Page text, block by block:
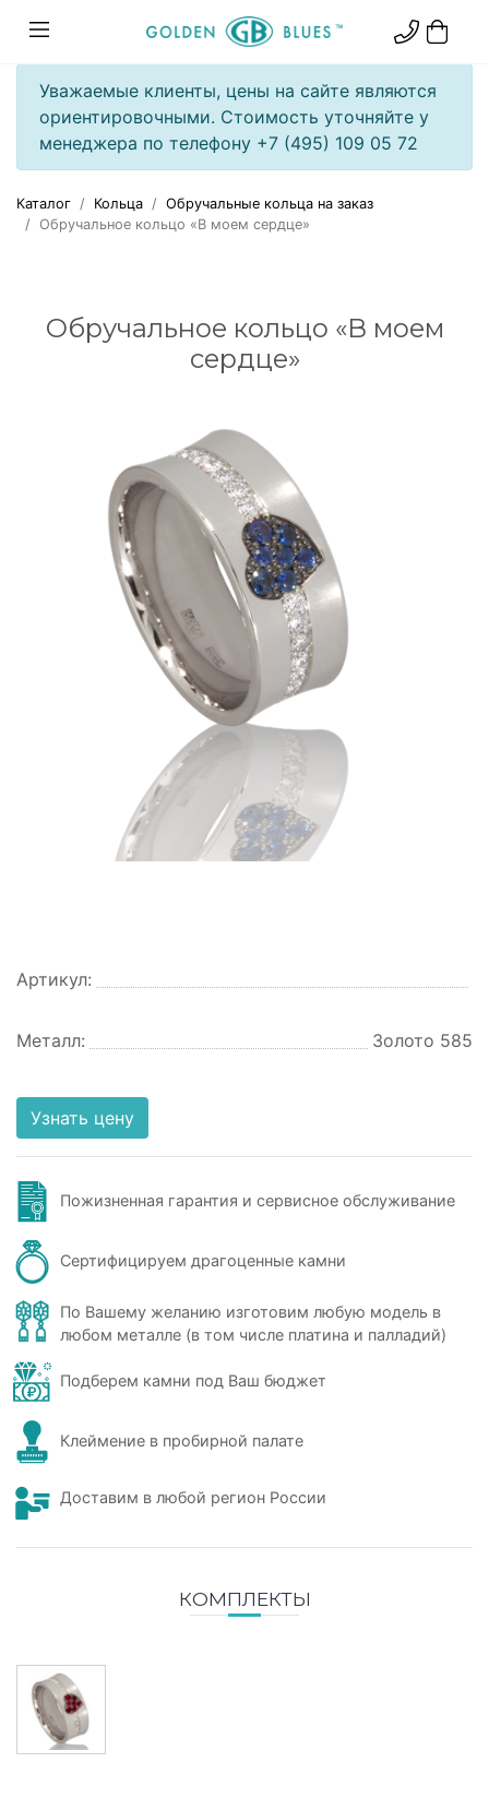
Уважаемые клиенты, цены на сайте являются
ориентировочными. Стоимость уточняйте у
менеджера по телефону +7 (495) 109 05 72
Каталог Кольца
Обручальные кольца на заказ
Обручальное кольцо «В моем сердце»
Обручальное кольцо «В моем
сердце»
Артикул:
Металл: Золото 585
Узнать цену
Пожизненная гарантия и сервисное обслуживание
Сертифицируем драгоценные камни
По Вашему желанию изготовим любую модель в
любом металле (в том числе платина и палладий)
Подберем камни под Ваш бюджет
Клеймение в пробирной палате
Доставим в любой регион России
КОМПЛЕКТЫ